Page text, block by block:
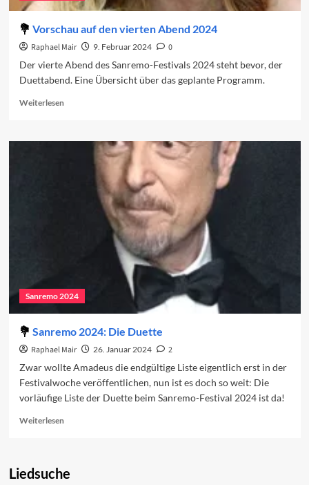
Vorschau auf den vierten Abend 2024
Raphael Mair 9. Februar 2024
0
Der vierte Abend des Sanremo-Festivals 2024 steht bevor, der
Duettabend. Eine Übersicht über das geplante Programm.
WeiterlesenRead
Vorschau
Sanremo 2024
Sanremo 2024: Die Duette
Raphael Mair 26. Januar 2024
2
Zwar wollte Amadeus die endgültige Liste eigentlich erst in der
Festivalwoche veröffentlichen, nun ist es doch so weit: Die
vorläufige Liste der Duette beim Sanremo-Festival 2024 ist da!
WeiterlesenRead
2024:
Liedsuche